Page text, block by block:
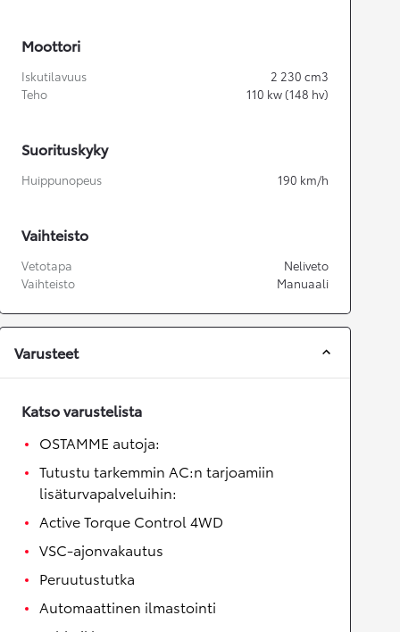
Moottori
Iskutilavuus 2 230 cm3
Teho
110 kw (148 hv)
Suorituskyky
Huippunopeus 190 km/h
Vaihteisto
Vetotapa
Neliveto
Vaihteisto
Manuaali
Varusteet
Katso varustelista
OSTAMME autoja:
Tutustu tarkemmin AC:n tarjoamiin
lisäturvapalveluihin:
Active Torque Control 4WD
VSC-ajonvakautus
Peruutustutka
Automaattinen ilmastointi